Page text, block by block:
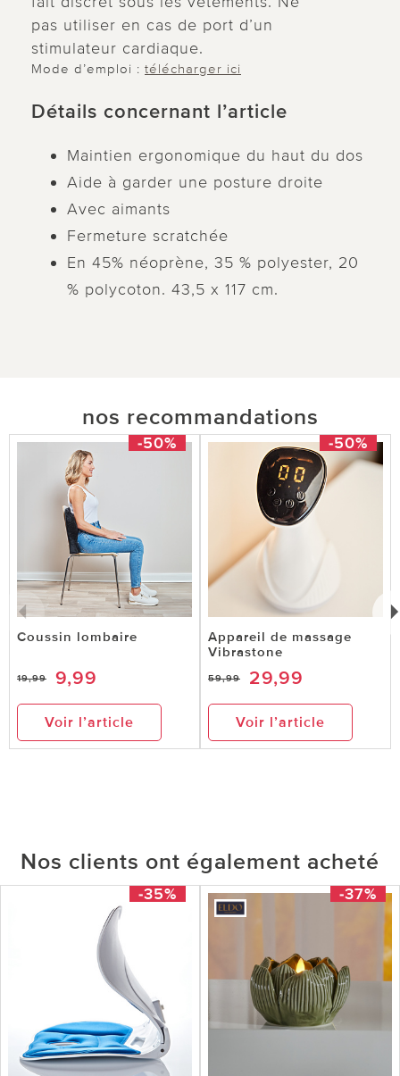
pas utiliser en cas de port d’un
stimulateur cardiaque.
Mode d’emploi : télécharger ici
Détails concernant l’article
Maintien ergonomique du haut du dos
Aide à garder une posture droite
Avec aimants
Fermeture scratchée
En 45% néoprène, 35 % polyester, 20
% polycoton. 43,5 x 117 cm.
nos recommandations
-50%
Coussin lombaire
19,99 9,99
Voir l’article
-50%
Appareil de massage
Vibrastone
59,99 29,99
Voir l’article
Nos clients ont également acheté
-35% -37%